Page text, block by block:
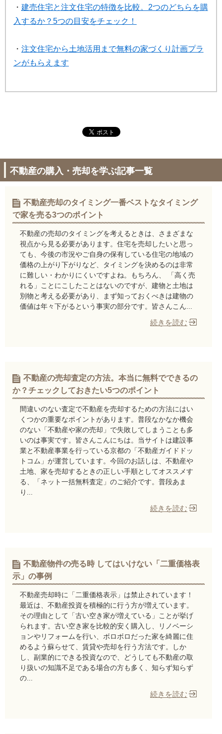
・ 建売住宅と注文住宅の特徴を比較。2つのどちらを購
入するか？5つの目安をチェック！
・ 注文住宅から土地活用まで無料の家づくり計画プラ
ンがもらえます
不動産の購入・売却を学ぶ記事一覧
不動産売却のタイミング一番ベストなタイミング
で家を売る3つのポイント
不動産の売却のタイミングを考えるときは、さまざまな
視点から見る必要があります。住宅を売却したいと思っ
ても、今後の市況やご自身の保有している住宅の地域の
価格の上がり下がりなど、タイミングを決めるのは非常
に難しい・わかりにくいですよね。もちろん、 「高く売
れる」ことにこしたことはないのですが、建物と土地は
別物と考える必要があり、まず知っておくべきは建物の
価値は年々下がるという事実の部分です。皆さんこん...
続きを読む
不動産の売却査定の方法。本当に無料でできるの
か？チェックしておきたい5つのポイント
間違いのない査定で不動産を売却するための方法にはい
くつかの重要なポイントがあります。普段なかなか機会
のない「不動産や家の売却」で失敗してしまうことも多
いのは事実です。皆さんこんにちは。当サイトは建設事
業と不動産事業を行っている京都の「不動産ガイドドッ
トコム」が運営しています。今回のお話しは、不動産や
土地、家を売却するときの正しい手順としてオススメす
る、「ネット一括無料査定」のご紹介です。普段あま
り...
続きを読む
不動産物件の売る時 してはいけない「二重価格表
示」の事例
不動産売却時に「二重価格表示」は禁止されています！
最近は、不動産投資を積極的に行う方が増えています。
その理由として「古い空き家が増えている」ことが挙げ
られます。古い空き家を比較的安く購入し、リノベーシ
ョンやリフォームを行い、ボロボロだった家を綺麗に住
めるよう蘇らせて、賃貸や売却を行う方法です。しか
し、副業的にできる投資なので、どうしても不動産の取
り扱いの知識不足である場合の方も多く、知らず知らず
の...
続きを読む